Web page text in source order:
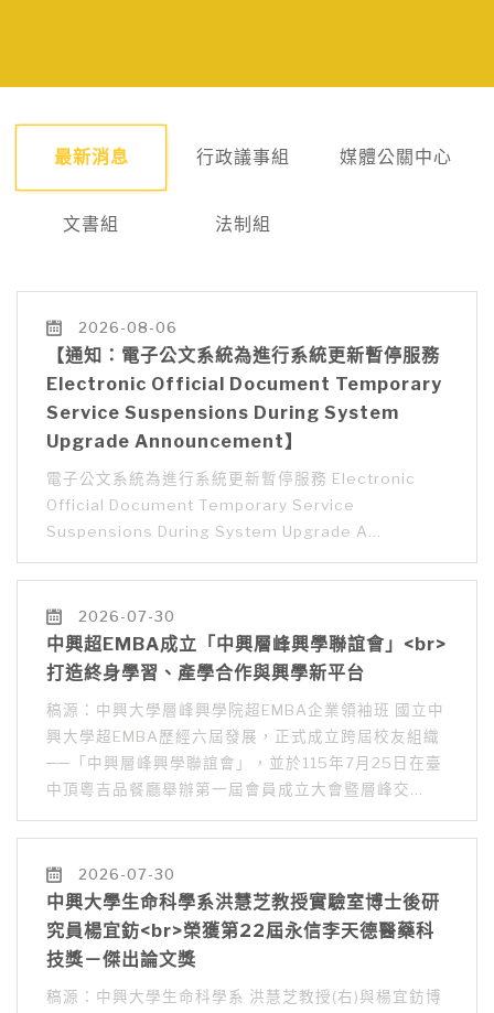
最新消息 行政議事組 媒體公關中心
文書組 法制組
2026-08-06
【通知：電子公文系統為進行系統更新暫停服務
Electronic Official Document Temporary
Service Suspensions During System
Upgrade Announcement】
電子公文系統為進行系統更新暫停服務 Electronic
Official Document Temporary Service
Suspensions During System Upgrade A…
2026-07-30
中興超EMBA成立「中興層峰興學聯誼會」<br>
打造終身學習、產學合作與興學新平台
稿源：中興大學層峰興學院超EMBA企業領袖班 國立中
興大學超EMBA歷經六屆發展，正式成立跨屆校友組織
──「中興層峰興學聯誼會」，並於115年7月25日在臺
中頂粵吉品餐廳舉辦第一屆會員成立大會暨層峰交…
2026-07-30
中興大學生命科學系洪慧芝教授實驗室博士後研
究員楊宜鈁<br>榮獲第22屆永信李天德醫藥科
技獎－傑出論文獎
稿源：中興大學生命科學系 洪慧芝教授(右)與楊宜鈁博